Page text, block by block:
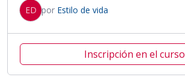
ED por Estilo de vida
Inscripción en el curso